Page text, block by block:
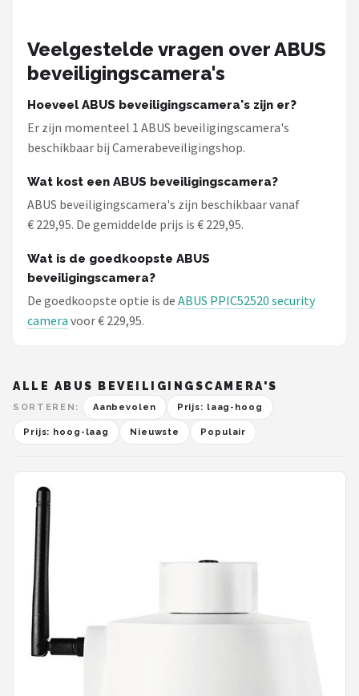
Smartwares
ieGeek
Alle merken →
Veelgestelde vragen over ABUS
beveiligingscamera's
Hoeveel ABUS beveiligingscamera's zijn er?
Er zijn momenteel 1 ABUS beveiligingscamera's
beschikbaar bij Camerabeveiligingshop.
Wat kost een ABUS beveiligingscamera?
ABUS beveiligingscamera's zijn beschikbaar vanaf
€ 229,95. De gemiddelde prijs is € 229,95.
Wat is de goedkoopste ABUS
beveiligingscamera?
De goedkoopste optie is de ABUS PPIC52520 security
camera voor € 229,95.
ALLE ABUS BEVEILIGINGSCAMERA'S
SORTEREN: Aanbevolen Prijs: laag-hoog
Prijs: hoog-laag Nieuwste Populair